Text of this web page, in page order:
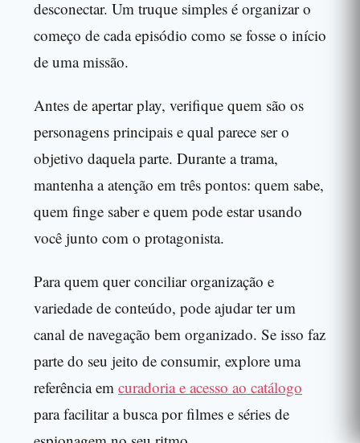
desconectar. Um truque simples é organizar o
começo de cada episódio como se fosse o início
de uma missão.
Antes de apertar play, verifique quem são os
personagens principais e qual parece ser o
objetivo daquela parte. Durante a trama,
mantenha a atenção em três pontos: quem sabe,
quem finge saber e quem pode estar usando
você junto com o protagonista.
Para quem quer conciliar organização e
variedade de conteúdo, pode ajudar ter um
canal de navegação bem organizado. Se isso faz
parte do seu jeito de consumir, explore uma
referência em curadoria e acesso ao catálogo
para facilitar a busca por filmes e séries de